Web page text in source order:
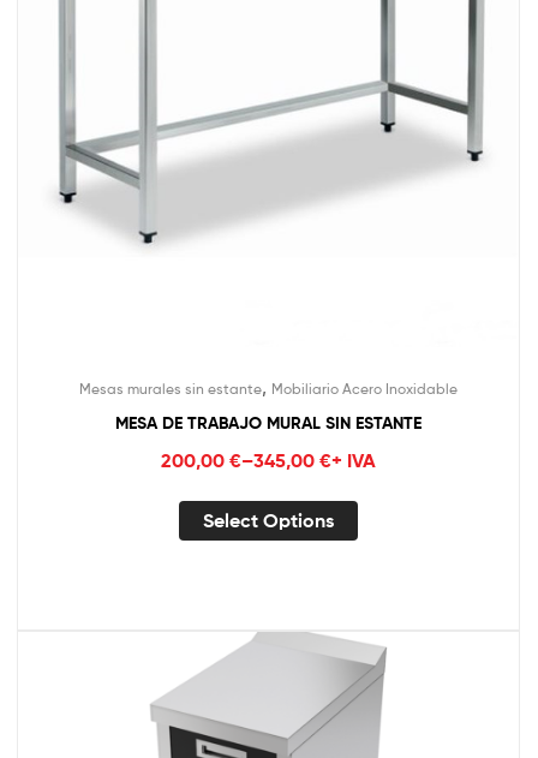
Mesas murales sin estante, Mobiliario Acero Inoxidable
MESA DE TRABAJO MURAL SIN ESTANTE
200,00 €–345,00 €+ IVA
Select Options